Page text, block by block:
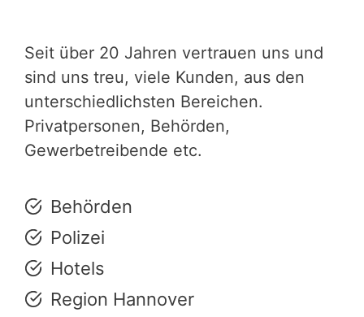
Seit über 20 Jahren vertrauen uns und
sind uns treu, viele Kunden, aus den
unterschiedlichsten Bereichen.
Privatpersonen, Behörden,
Gewerbetreibende etc.
Behörden
Polizei
Hotels
Region Hannover